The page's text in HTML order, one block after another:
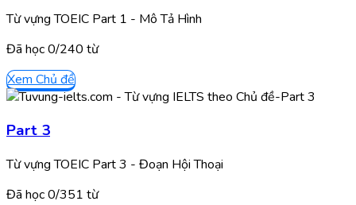
Từ vựng TOEIC Part 1 - Mô Tả Hình
Đã học0/240 từ
Xem Chủ đề
Part 3
Từ vựng TOEIC Part 3 - Đoạn Hội Thoại
Đã học0/351 từ